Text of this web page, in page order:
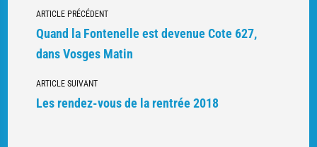
Navigation
vers
d'autres
ARTICLE PRÉCÉDENT
Quand la Fontenelle est devenue Cote 627,
dans Vosges Matin
ARTICLE SUIVANT
Les rendez-vous de la rentrée 2018